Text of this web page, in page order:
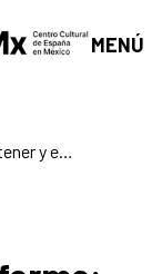
MENÚ
Presentación del Informe: "Mover, contener y encerrar. Circulaciones constreñidas, logísticas autoritarias y cuerpos en tensión en El Salvador"